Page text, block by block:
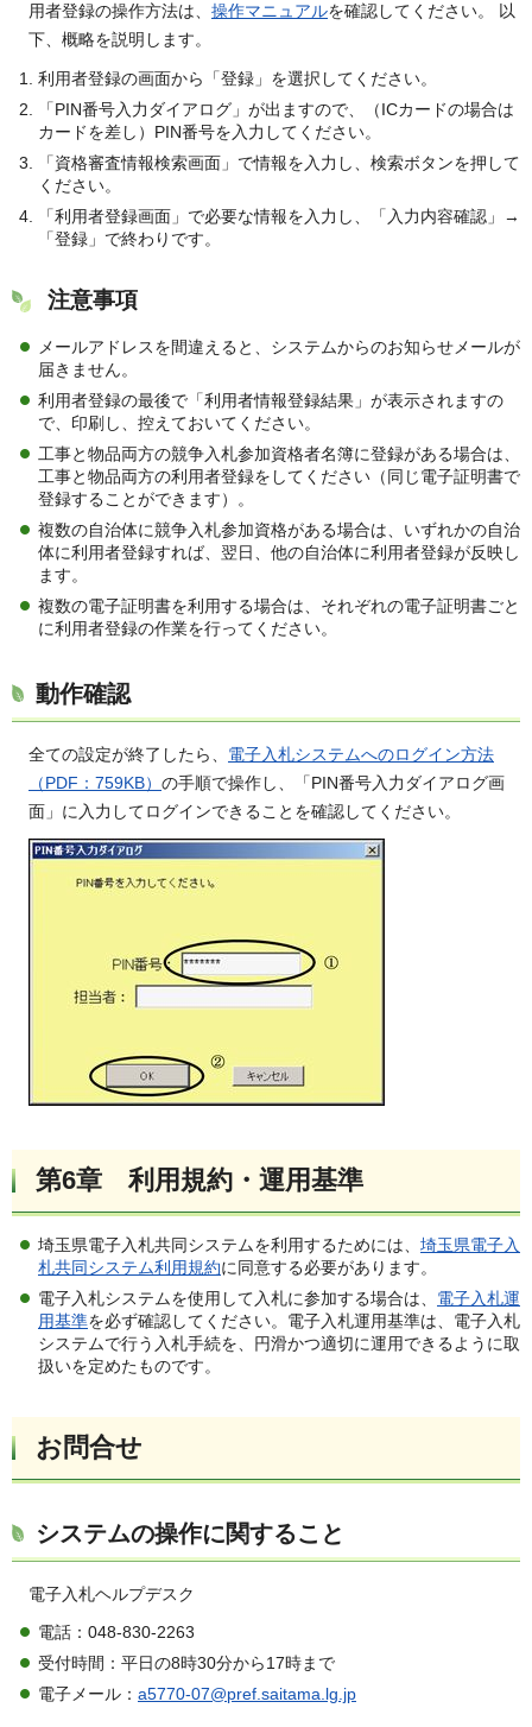
用者登録の操作方法は、 操作マニュアルを確認してください。 以
下、概略を説明します。
利用者登録の画面から「登録」を選択してください。
「PIN番号入力ダイアログ」が出ますので、（ICカードの場合は
カードを差し）PIN番号を入力してください。
「資格審査情報検索画面」で情報を入力し、検索ボタンを押して
ください。
「利用者登録画面」で必要な情報を入力し、「入力内容確認」→
「登録」で終わりです。
注意事項
メールアドレスを間違えると、システムからのお知らせメールが
届きません。
利用者登録の最後で「利用者情報登録結果」が表示されますの
で、印刷し、控えておいてください。
工事と物品両方の競争入札参加資格者名簿に登録がある場合は、
工事と物品両方の利用者登録をしてください（同じ電子証明書で
登録することができます）。
複数の自治体に競争入札参加資格がある場合は、いずれかの自治
体に利用者登録すれば、翌日、他の自治体に利用者登録が反映し
ます。
複数の電子証明書を利用する場合は、それぞれの電子証明書ごと
に利用者登録の作業を行ってください。
動作確認
全ての設定が終了したら、 電子入札システムへのログイン方法
（PDF：759KB） の手順で操作し、「PIN番号入力ダイアログ画
面」に入力してログインできることを確認してください。
第6章 利用規約・運用基準
埼玉県電子入札共同システムを利用するためには、 埼玉県電子入
札共同システム利用規約に同意する必要があります。
電子入札システムを使用して入札に参加する場合は、 電子入札運
用基準を必ず確認してください。電子入札運用基準は、電子入札
システムで行う入札手続を、円滑かつ適切に運用できるように取
扱いを定めたものです。
お問合せ
システムの操作に関すること
電子入札ヘルプデスク
電話：048-830-2263
受付時間：平日の8時30分から17時まで
電子メール： a5770-07@pref.saitama.lg.jp